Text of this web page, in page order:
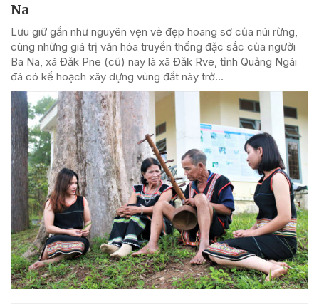
Na
Lưu giữ gần như nguyên vẹn vẻ đẹp hoang sơ của núi rừng,
cùng những giá trị văn hóa truyền thống đặc sắc của người
Ba Na, xã Đăk Pne (cũ) nay là xã Đăk Rve, tỉnh Quảng Ngãi
đã có kế hoạch xây dựng vùng đất này trở...